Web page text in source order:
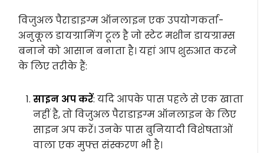
विजुअल पैराडाइग्म ऑनलाइन एक उपयोगकर्ता-
अनुकूल डायग्रामिंग टूल है जो स्टेट मशीन डायग्राम्स
बनाने को आसान बनाता है। यहां आप शुरुआत करने
के लिए तरीके हैं:
साइन अप करें: यदि आपके पास पहले से एक खाता
नहीं है, तो विजुअल पैराडाइग्म ऑनलाइन के लिए
साइन अप करें। उनके पास बुनियादी विशेषताओं
वाला एक मुफ्त संस्करण भी है।